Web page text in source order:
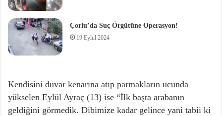
Çorlu’da Suç Örgütüne Operasyon!
19 Eylül 2024
Kendisini duvar kenarına atıp parmakların ucunda
yükselen Eylül Ayraç (13) ise “İlk başta arabanın
geldiğini görmedik. Dibimize kadar gelince yani tabii ki